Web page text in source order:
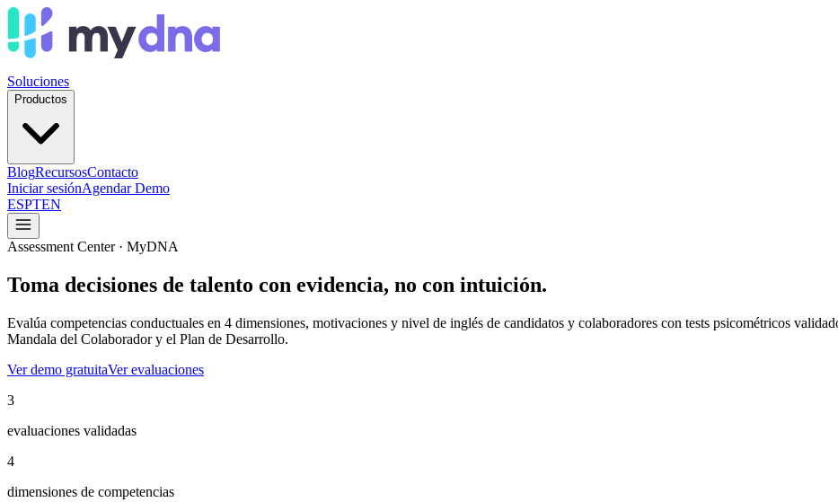
Soluciones
Productos
BlogRecursosContacto
Iniciar sesiónAgendar Demo
ESPTEN
Assessment Center · MyDNA
Toma decisiones de talento con evidencia, no con intuición.
Evalúa competencias conductuales en 4 dimensiones, motivaciones y nivel de inglés de candidatos y colaboradores con tests psicométricos
Mandala del Colaborador y el Plan de Desarrollo.
Ver demo gratuitaVer evaluaciones
3
evaluaciones validadas
4
dimensiones de competencias